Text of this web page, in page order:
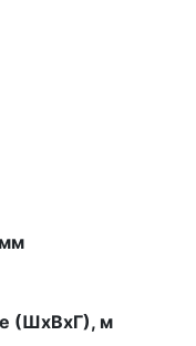
(ШхВхГ), м